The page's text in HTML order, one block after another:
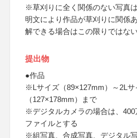
※草刈りに全く関係のない写真
明文により作品が草刈りに関係
解できる場合はこの限りではない
提出物
●作品
※Lサイズ（89×127mm）～2Lサ
（127×178mm）まで
※デジタルカメラの場合は、400
ファイルとする
※組写真、合成写真、デジタル